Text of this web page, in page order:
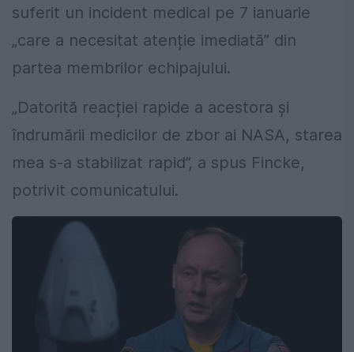
suferit un incident medical pe 7 ianuarie
„care a necesitat atenție imediată” din
partea membrilor echipajului.
„Datorită reacției rapide a acestora și
îndrumării medicilor de zbor ai NASA, starea
mea s-a stabilizat rapid”, a spus Fincke,
potrivit comunicatului.